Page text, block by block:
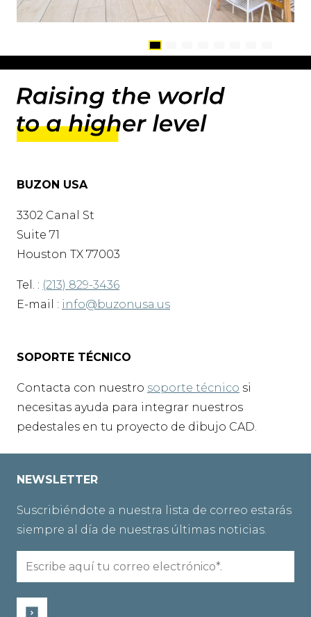
BUZON USA
3302 Canal St
Suite 71
Houston TX 77003
Tel. : (213) 829-3436
E-mail : info@buzonusa.us
SOPORTE TÉCNICO
Contacta con nuestro soporte técnico si
necesitas ayuda para integrar nuestros
pedestales en tu proyecto de dibujo CAD.
NEWSLETTER
Suscribiéndote a nuestra lista de correo estarás
siempre al día de nuestras últimas noticias.
Envía
un
correo